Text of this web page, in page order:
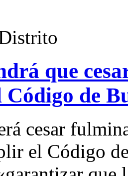
que
de
cesar
el Código